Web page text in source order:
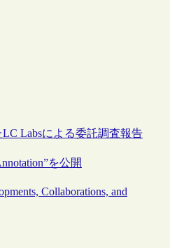
Labsによる委託調査報告
を公開
Collaborations, and